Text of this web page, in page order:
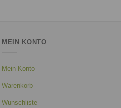
MEIN KONTO
Mein Konto
Warenkorb
Wunschliste